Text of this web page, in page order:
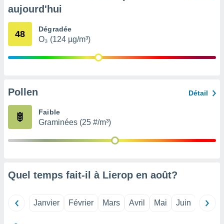
ou
de la
non
des
le
le
aujourd'hui
48 Dégradée
O₃ (124 µg/m³)
Pollen Détail
Faible
Graminées (25 #/m³)
Quel temps fait-il à Lierop en août?
Janvier Février Mars Avril Mai Juin Juillet